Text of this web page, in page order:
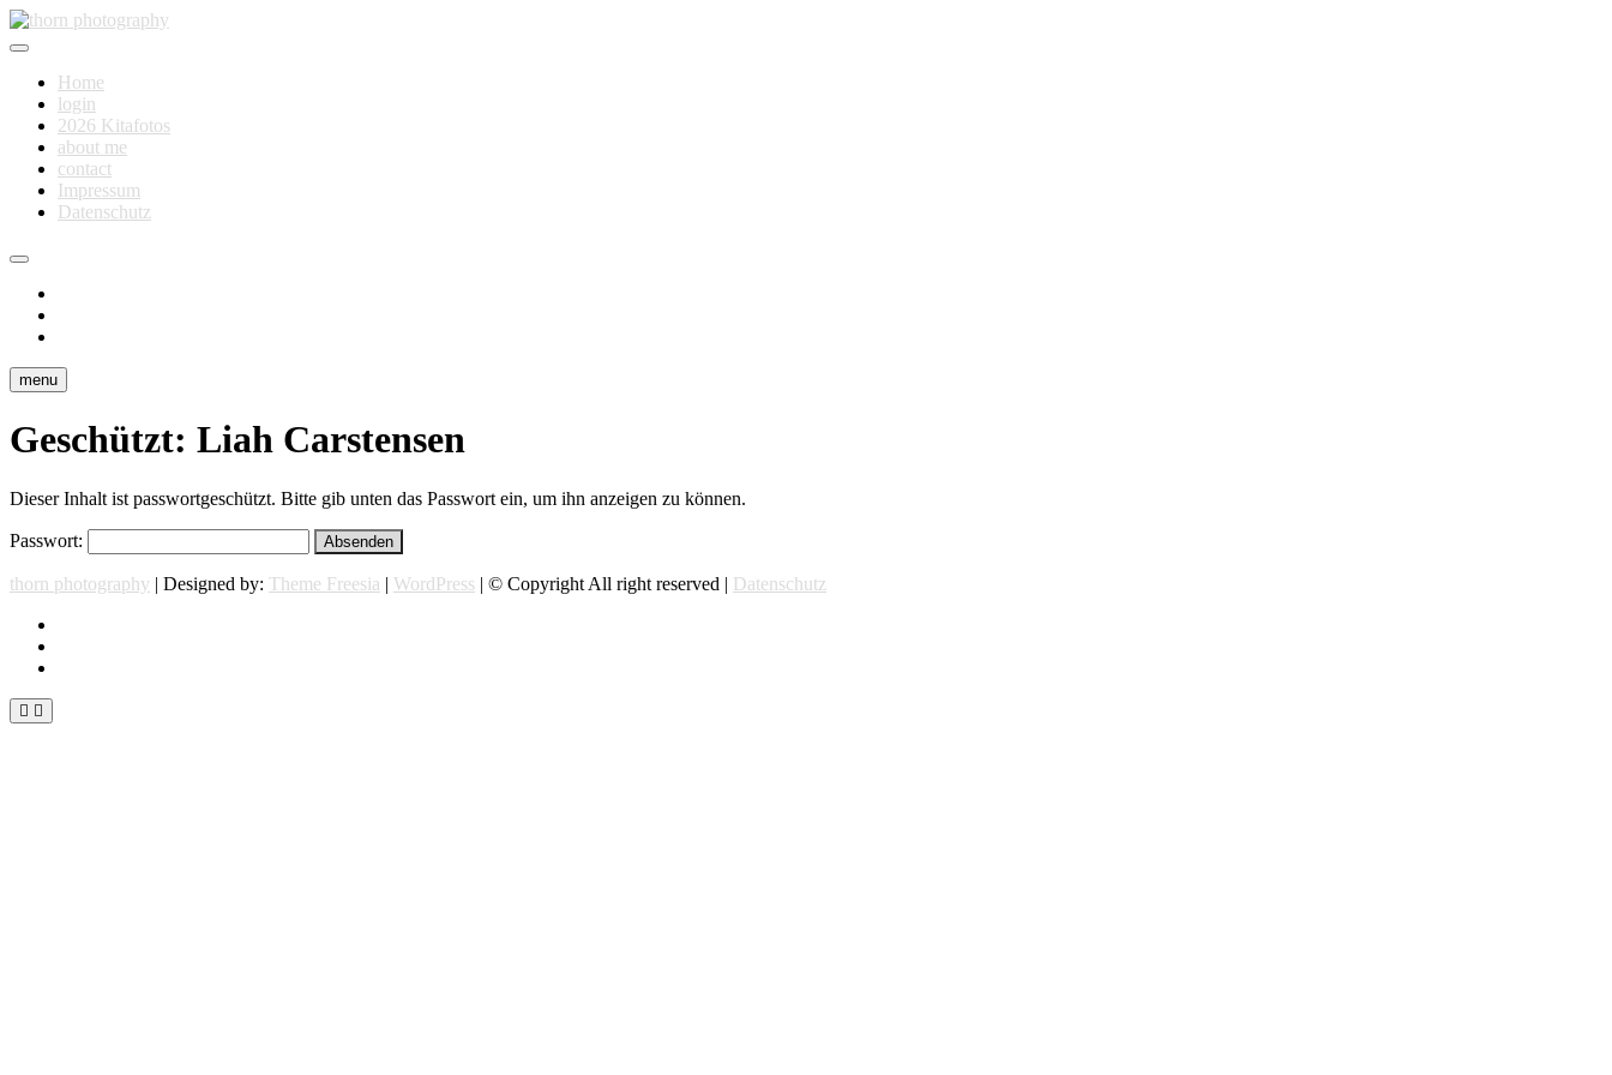
Skip
to
thorn photography
Fotografie für Dich
Home
login
2026 Kitafotos
about me
contact
Impressum
Datenschutz
menu
Geschützt: Liah Carstensen
Dieser Inhalt ist passwortgeschützt. Bitte gib unten das Passwort ein, um ihn anzeigen zu können.
Passwort:
thorn photography | Designed by: Theme Freesia | WordPress | © Copyright All right reserved | Datenschutz